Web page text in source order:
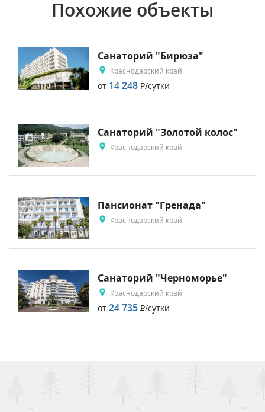
Похожие объекты
Санаторий "Бирюза"
Краснодарский край
от 14 248 Р/сутки
Санаторий "Золотой колос"
Краснодарский край
Пансионат "Гренада"
Краснодарский край
Санаторий "Черноморье"
Краснодарский край
от 24 735 Р/сутки